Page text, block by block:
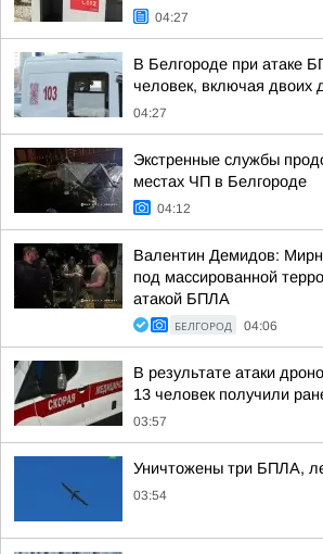
04:27
В Белгороде при атаке
человек, включая двоих
04:27
Экстренные службы
местах ЧП в Белгороде
04:12
Валентин Демидов:
под массированной
атакой БПЛА
БЕЛГОРОД 04:06
В результате атаки
13 человек получили
03:57
Уничтожены три БПЛА,
03:54